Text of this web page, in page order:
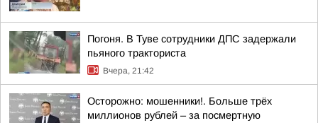
Погоня. В Туве сотрудники ДПС задержали
пьяного тракториста
Вчера, 21:42
Осторожно: мошенники!. Больше трёх
миллионов рублей – за посмертную